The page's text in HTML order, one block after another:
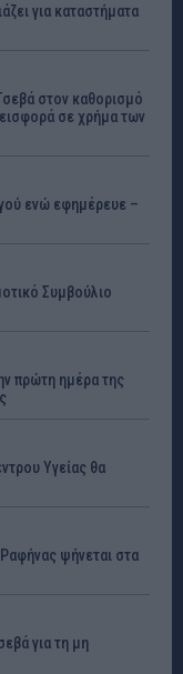
για καταστήματα
στον καθορισμό
σε χρήμα των
ενώ εφημέρευε –
Συμβούλιο
πρώτη ημέρα της
Υγείας θα
ψήνεται στα
για τη μη